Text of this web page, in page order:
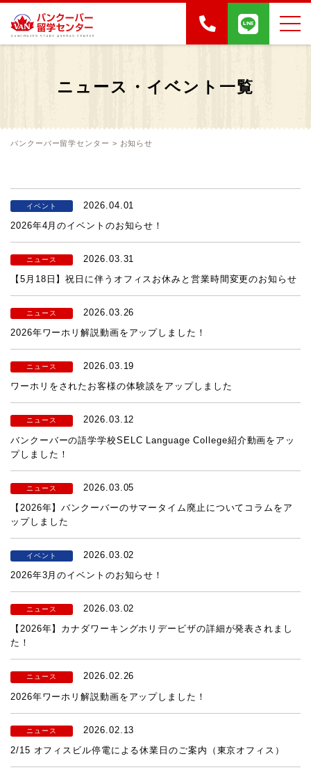
ニュース・イベント一覧
バンクーバー留学センター > お知らせ
イベント
2026.04.01
2026年4月のイベントのお知らせ！
ニュース
2026.03.31
【5月18日】祝日に伴うオフィスお休みと営業時間変更のお知らせ
ニュース
2026.03.26
2026年ワーホリ解説動画をアップしました！
ニュース
2026.03.19
ワーホリをされたお客様の体験談をアップしました
ニュース
2026.03.12
バンクーバーの語学学校SELC Language College紹介動画をアッ
プしました！
ニュース
2026.03.05
【2026年】バンクーバーのサマータイム廃止についてコラムをア
ップしました
イベント
2026.03.02
2026年3月のイベントのお知らせ！
ニュース
2026.03.02
【2026年】カナダワーキングホリデービザの詳細が発表されまし
た！
ニュース
2026.02.26
2026年ワーホリ解説動画をアップしました！
ニュース
2026.02.13
2/15 オフィスビル停電による休業日のご案内（東京オフィス）